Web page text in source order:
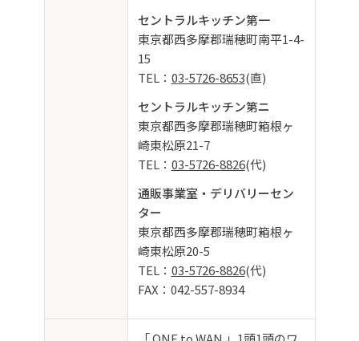
セントラルキッチン第一
東京都西多摩郡瑞穂町南平1-4-
15
TEL： 03-5726-8653(直)
セントラルキッチン第ニ
東京都西多摩郡瑞穂町箱根ヶ
崎東松原21-7
TEL： 03-5726-8826(代)
通販事業室・デリバリーセン
ター
東京都西多摩郡瑞穂町箱根ヶ
崎東松原20-5
TEL： 03-5726-8826(代)
FAX：042-557-8934